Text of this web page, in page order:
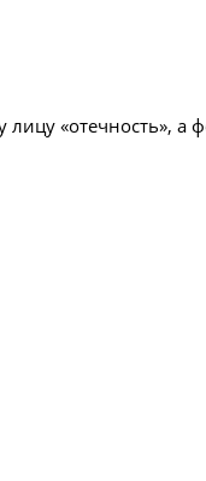
лицу «отечность»,